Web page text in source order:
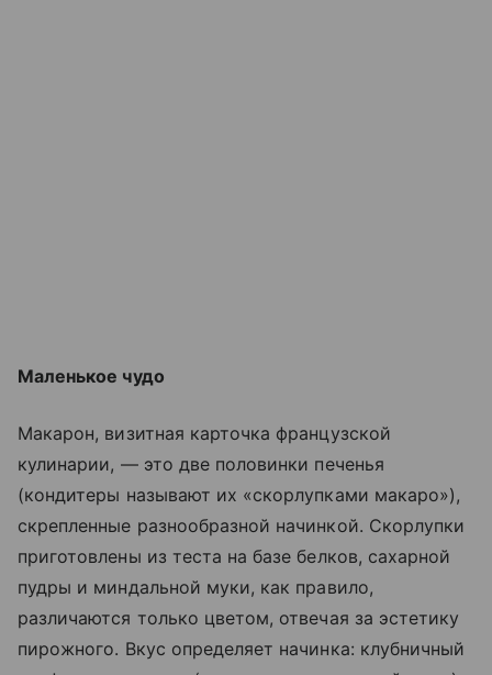
Маленькое чудо
Макарон, визитная карточка французской
кулинарии, — это две половинки печенья
(кондитеры называют их «скорлупками макаро»),
скрепленные разнообразной начинкой. Скорлупки
приготовлены из теста на базе белков, сахарной
пудры и миндальной муки, как правило,
различаются только цветом, отвечая за эстетику
пирожного. Вкус определяет начинка: клубничный